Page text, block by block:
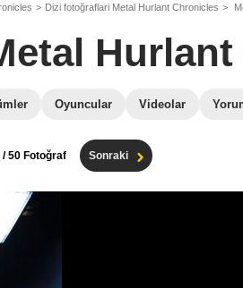
Dizi fotoğraflari Metal Hurlant Chronicles
Oyuncular Videolar
/ 50 Fotoğraf Sonraki